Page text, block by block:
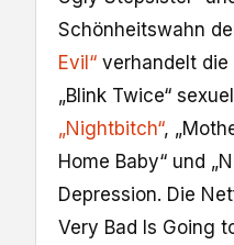
Schönheitswahn
Evil“ verhandelt die
„Blink Twice“
„Nightbitch“,
Home Baby“ und
Depression. Die
Very Bad Is Going